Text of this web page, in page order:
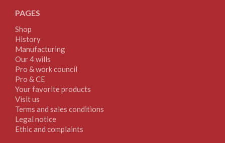
PAGES
Shop
History
Manufacturing
Our 4 wills
Pro & work council
Pro & CE
Your favorite products
Visit us
Terms and sales conditions
Legal notice
Ethic and complaints